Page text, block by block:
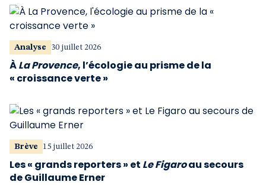
Analyse 30 juillet 2026
ÀLa Provence, l’écologie au prisme de la
« croissance verte »
Brève 15 juillet 2026
Les « grands reporters » et Le Figaroau secours
de Guillaume Erner